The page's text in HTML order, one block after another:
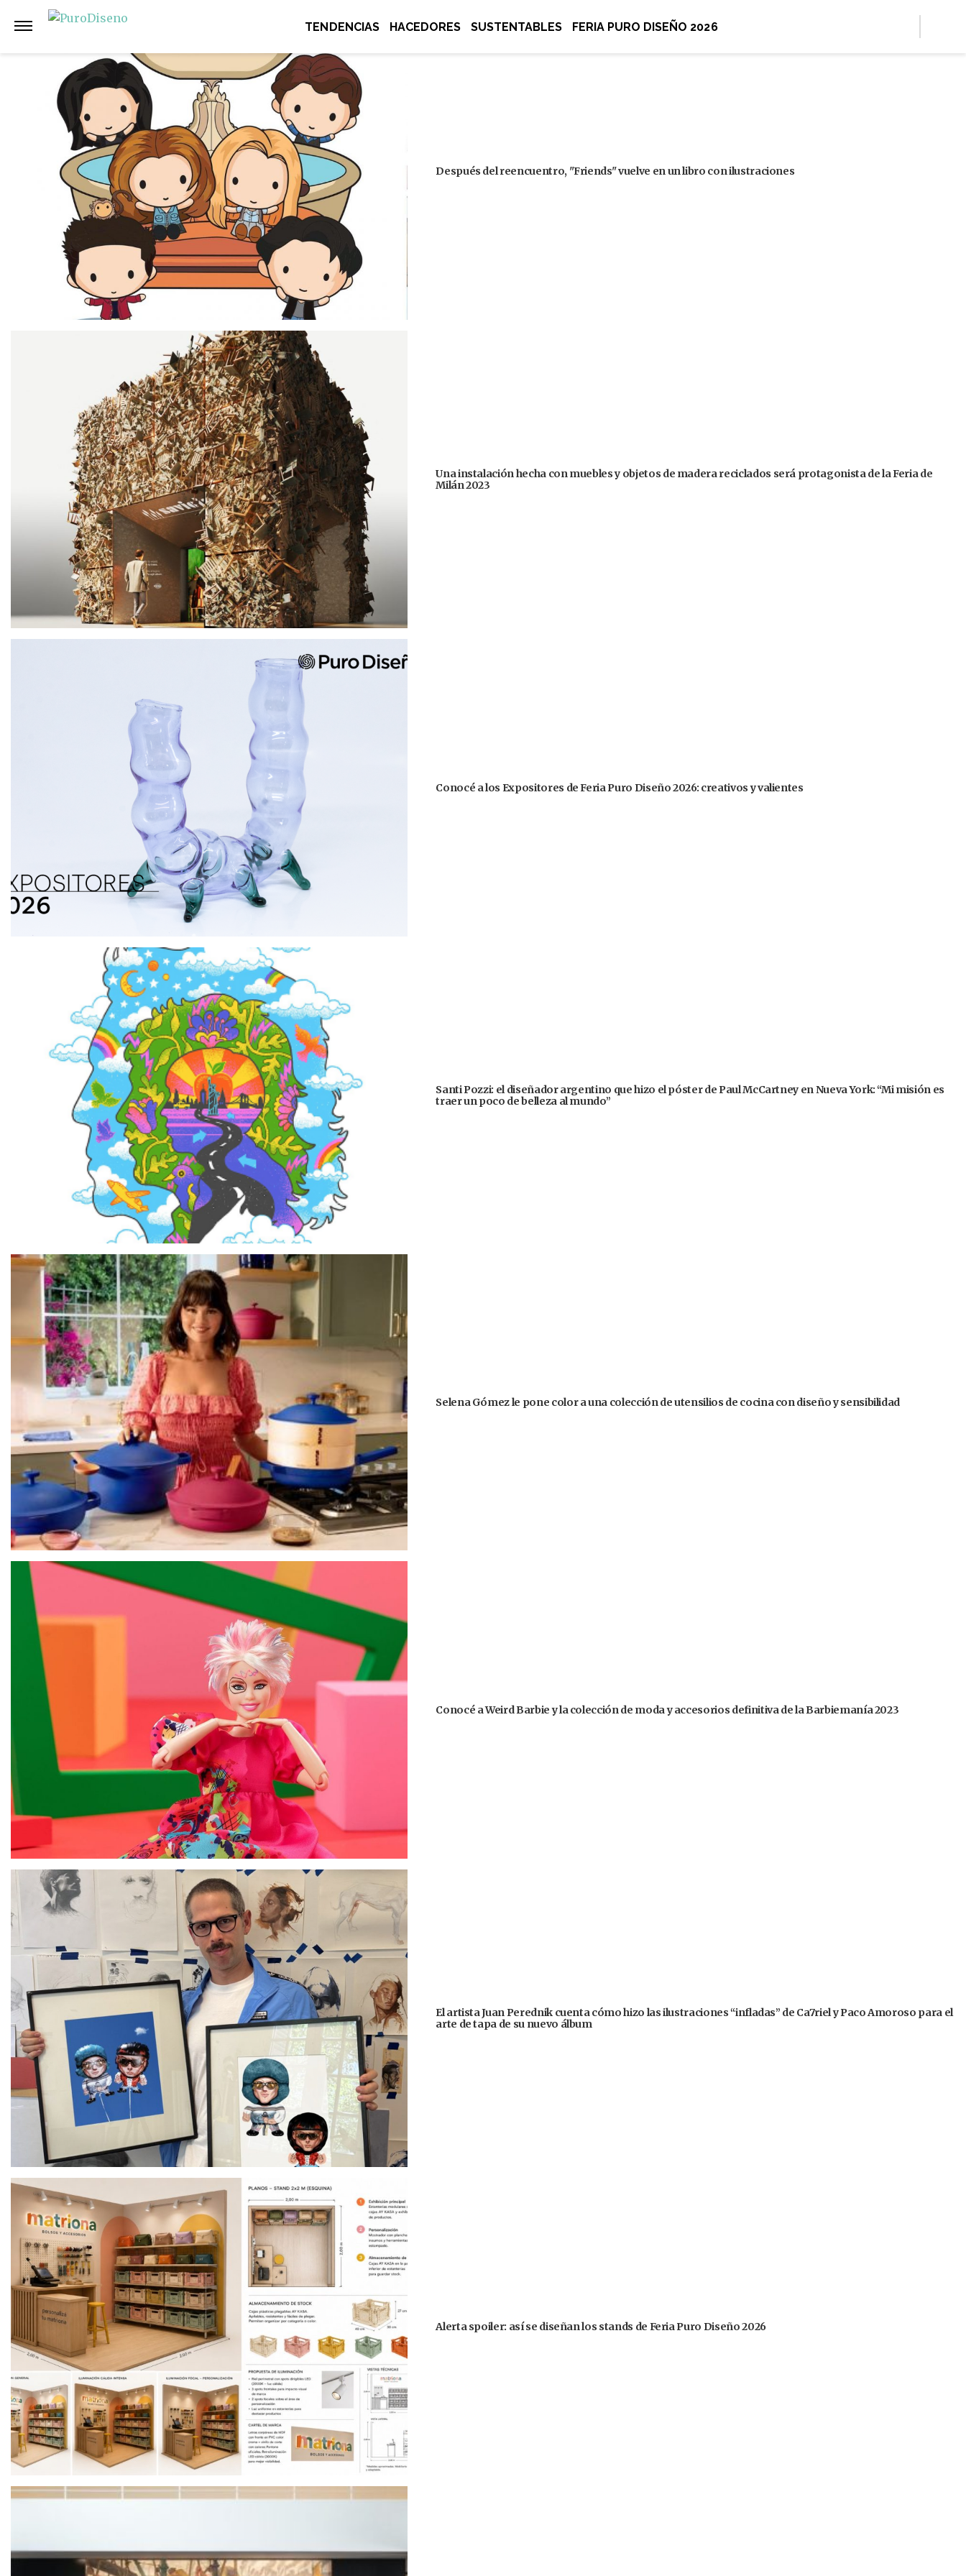
TENDENCIAS HACEDORES SUSTENTABLES FERIA PURO DISEÑO 2026
Anterior
Después del reencuentro, "Friends" vuelve en un libro con ilustraciones
Una instalación hecha con muebles y objetos de madera reciclados será protagonista de la Feria de
Milán 2023
Conocé a los Expositores de Feria Puro Diseño 2026: creativos y valientes
Santi Pozzi: el diseñador argentino que hizo el póster de Paul McCartney en Nueva York: “Mi misión es
traer un poco de belleza al mundo”
Selena Gómez le pone color a una colección de utensilios de cocina con diseño y sensibilidad
Conocé a Weird Barbie y la colección de moda y accesorios definitiva de la Barbiemanía 2023
El artista Juan Perednik cuenta cómo hizo las ilustraciones “infladas” de Ca7riel y Paco Amoroso para el
arte de tapa de su nuevo álbum
Alerta spoiler: así se diseñan los stands de Feria Puro Diseño 2026
Siguiente